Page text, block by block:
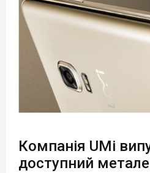
Компанія UMi
доступний